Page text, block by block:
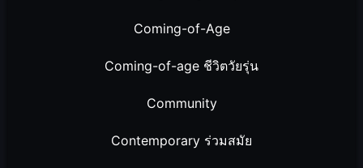
Coming-of-Age
Coming-of-age ชีวิตวัยรุ่น
Community
Contemporary ร่วมสมัย